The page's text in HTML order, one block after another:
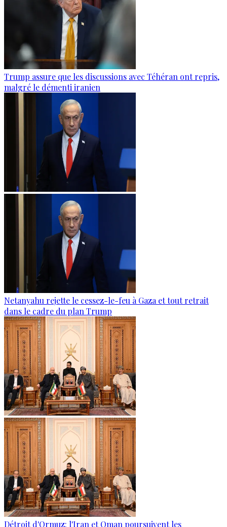
Trump assure que les discussions avec Téhéran ont repris,
malgré le démenti iranien
Netanyahu rejette le cessez-le-feu à Gaza et tout retrait
dans le cadre du plan Trump
Détroit d'Ormuz: l'Iran et Oman poursuivent les